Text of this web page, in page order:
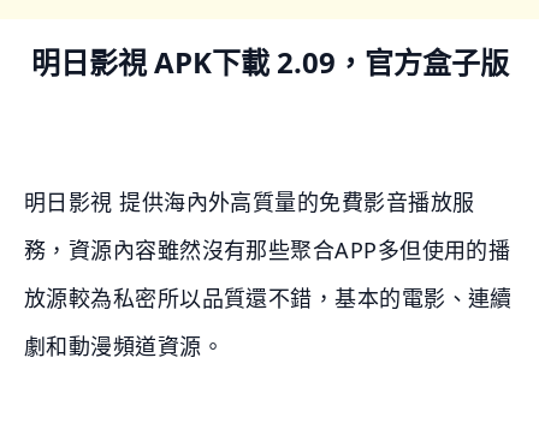
明日影視 APK下載 2.09，官方盒子版
明日影視 提供海內外高質量的免費影音播放服
務，資源內容雖然沒有那些聚合APP多但使用的播
放源較為私密所以品質還不錯，基本的電影、連續
劇和動漫頻道資源。